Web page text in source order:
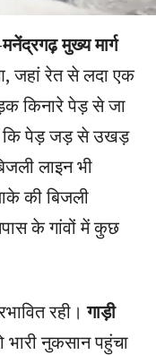
मुख्य मार्ग
जहां रेत से लदा एक
किनारे पेड़ से जा
कि पेड़ जड़ से उखड़
लाइन भी
की बिजली
के गांवों में कुछ
रही।गाड़ी
नुकसान पहुंचा